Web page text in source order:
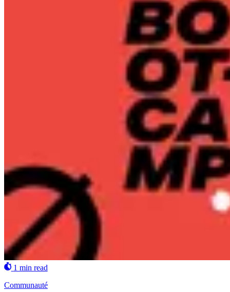
1 min read
Communauté